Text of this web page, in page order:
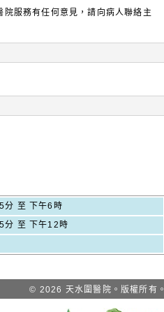
服務有任何意見，請向病人聯絡主
分 至 下午6時
分 至 下午12時
© 2026 天水圍醫院。版權所有。